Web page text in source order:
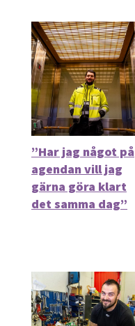
”Har jag något på
agendan vill jag
gärna göra klart
det samma dag”